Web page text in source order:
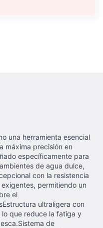
una herramienta esencial
máxima precisión en
específicamente para
de agua dulce,
con la resistencia
permitiendo un
el
ultraligera con
que reduce la fatiga y
de